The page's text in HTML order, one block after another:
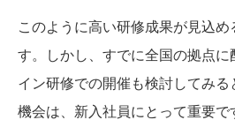
このように高い研修成果が見込
す。しかし、すでに全国の拠点
イン研修での開催も検討してみ
機会は、新入社員にとって重要